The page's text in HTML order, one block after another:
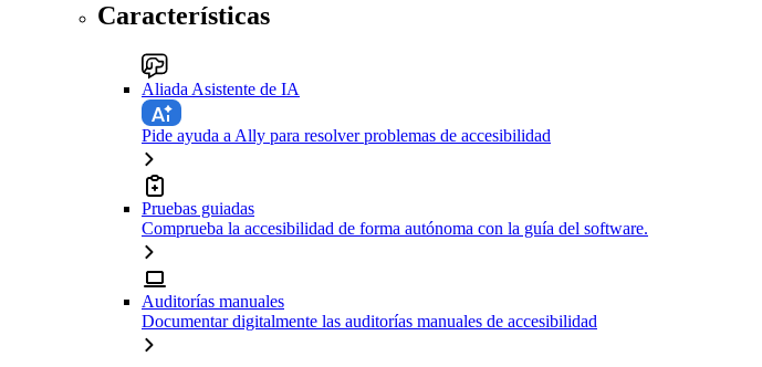
Características
Aliada Asistente de IA
Pide ayuda a Ally para resolver problemas de accesibilidad
Pruebas guiadas
Comprueba la accesibilidad de forma autónoma con la guía del software.
Auditorías manuales
Documentar digitalmente las auditorías manuales de accesibilidad